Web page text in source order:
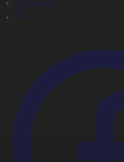
Видеоархив